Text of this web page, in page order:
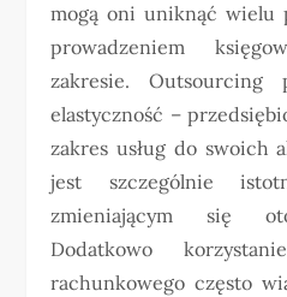
mogą oni uniknąć wielu
prowadzeniem
zakresie. Outsourcing
elastyczność –
zakres usług do swoich
jest szczególnie
zmieniającym się
Dodatkowo
rachunkowego często